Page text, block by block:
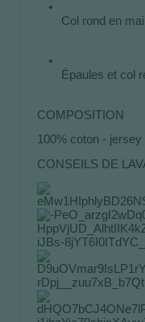
Col rond en
Épaules et col
COMPOSITION
100% coton -
CONSEILS DE